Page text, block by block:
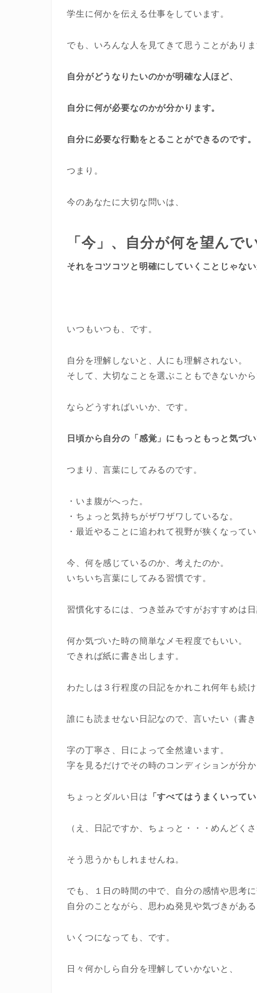
学生に何かを伝える仕事をしています。
でも、いろんな人を見てきて思うことがありま
自分がどうなりたいのかが明確な人ほど、
自分に何が必要なのかが分かります。
自分に必要な行動をとることができるのです。
つまり。
今のあなたに大切な問いは、
「今」、自分が何を望んで
それをコツコツと明確にしていくことじゃな
いつもいつも、です。
自分を理解しないと、人にも理解されない。
そして、大切なことを選ぶこともできないから
ならどうすればいいか、です。
日頃から自分の「感覚」にもっともっと気づい
つまり、言葉にしてみるのです。
・いま腹がへった。
・ちょっと気持ちがザワザワしているな。
・最近やることに追われて視野が狭くなってい
今、何を感じているのか、考えたのか。
いちいち言葉にしてみる習慣です。
習慣化するには、つき並みですがおすすめは日
何か気づいた時の簡単なメモ程度でもいい。
できれば紙に書き出します。
わたしは３行程度の日記をかれこれ何年も続け
誰にも読ませない日記なので、言いたい（書き
字の丁寧さ、日によって全然違います。
字を見るだけでその時のコンディションが分か
ちょっとダルい日は 「すべてはうまくいってい
（え、日記ですか、ちょっと・・・めんどくさ
そう思うかもしれませんね。
でも、１日の時間の中で、自分の感情や思考
自分のことながら、思わぬ発見や気づきがある
いくつになっても、です。
日々何かしら自分を理解していかないと、